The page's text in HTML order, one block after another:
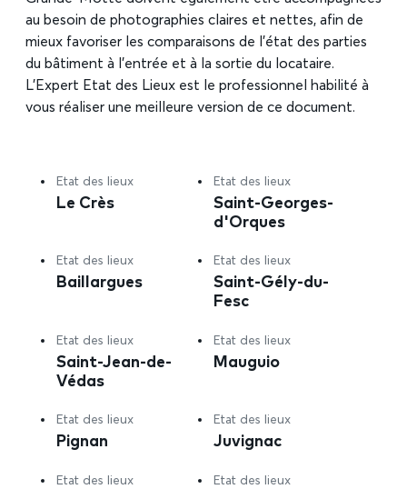
au besoin de photographies claires et nettes, afin de
mieux favoriser les comparaisons de l’état des parties
du bâtiment à l’entrée et à la sortie du locataire.
L’Expert Etat des Lieux est le professionnel habilité à
vous réaliser une meilleure version de ce document.
Etat des lieux
Le Crès
Etat des lieux
Saint-Georges-
d'Orques
Etat des lieux
Baillargues
Etat des lieux
Saint-Gély-du-
Fesc
Etat des lieux
Saint-Jean-de-
Védas
Etat des lieux
Mauguio
Etat des lieux
Pignan
Etat des lieux
Juvignac
Etat des lieux Etat des lieux